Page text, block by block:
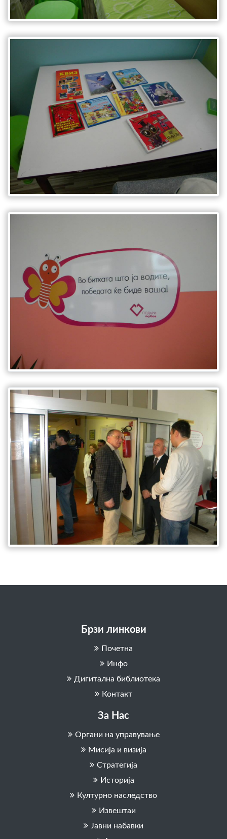
Брзи линкови
Почетна
Инфо
Дигитална библиотека
Контакт
За Нас
Органи на управување
Мисија и визија
Стратегија
Историја
Културно наследство
Извештаи
Јавни набавки